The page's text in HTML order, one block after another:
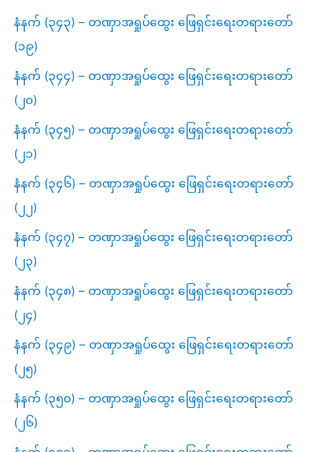
နံနက် (၃၄၃) – တဏှာအရှုပ်ထွေး ဖြေရှင်းရေးတရားတော်
(၁၉)
နံနက် (၃၄၄) – တဏှာအရှုပ်ထွေး ဖြေရှင်းရေးတရားတော်
(၂၀)
နံနက် (၃၄၅) – တဏှာအရှုပ်ထွေး ဖြေရှင်းရေးတရားတော်
(၂၁)
နံနက် (၃၄၆) – တဏှာအရှုပ်ထွေး ဖြေရှင်းရေးတရားတော်
(၂၂)
နံနက် (၃၄၇) – တဏှာအရှုပ်ထွေး ဖြေရှင်းရေးတရားတော်
(၂၃)
နံနက် (၃၄၈) – တဏှာအရှုပ်ထွေး ဖြေရှင်းရေးတရားတော်
(၂၄)
နံနက် (၃၄၉) – တဏှာအရှုပ်ထွေး ဖြေရှင်းရေးတရားတော်
(၂၅)
နံနက် (၃၅၀) – တဏှာအရှုပ်ထွေး ဖြေရှင်းရေးတရားတော်
(၂၆)